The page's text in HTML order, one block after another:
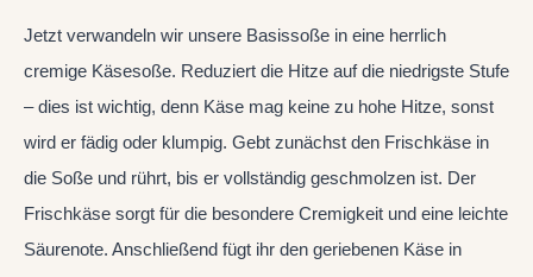
Jetzt verwandeln wir unsere Basissoße in eine herrlich
cremige Käsesoße. Reduziert die Hitze auf die niedrigste Stufe
– dies ist wichtig, denn Käse mag keine zu hohe Hitze, sonst
wird er fädig oder klumpig. Gebt zunächst den Frischkäse in
die Soße und rührt, bis er vollständig geschmolzen ist. Der
Frischkäse sorgt für die besondere Cremigkeit und eine leichte
Säurenote. Anschließend fügt ihr den geriebenen Käse in